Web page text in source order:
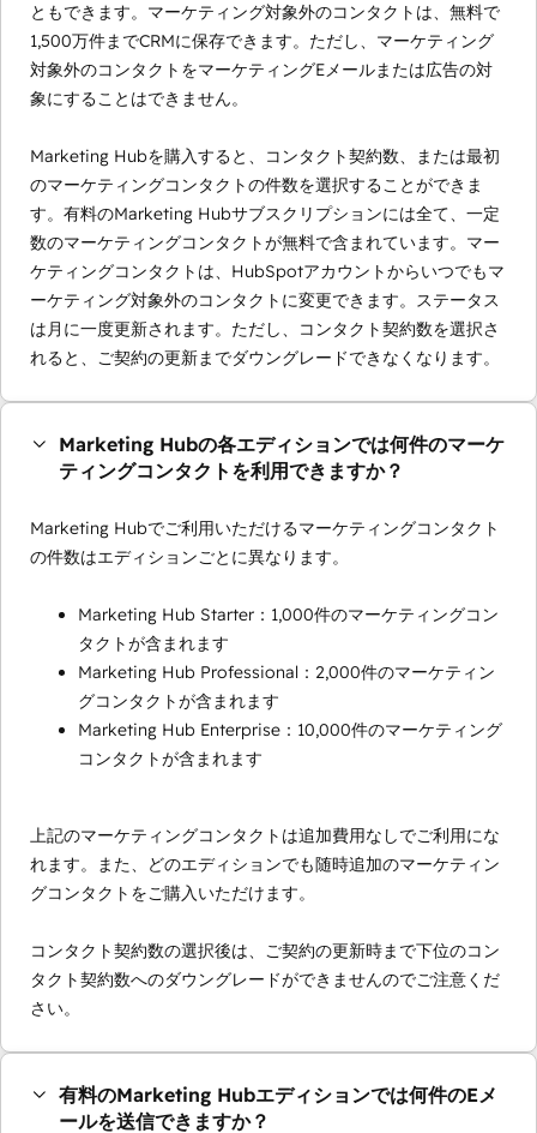
ともできます。マーケティング対象外のコンタクトは、無料で
1,500万件までCRMに保存できます。ただし、マーケティング
対象外のコンタクトをマーケティングEメールまたは広告の対
象にすることはできません。
Marketing Hubを購入すると、コンタクト契約数、または最初
のマーケティングコンタクトの件数を選択することができま
す。有料のMarketing Hubサブスクリプションには全て、一定
数のマーケティングコンタクトが無料で含まれています。マー
ケティングコンタクトは、HubSpotアカウントからいつでもマ
ーケティング対象外のコンタクトに変更できます。ステータス
は月に一度更新されます。ただし、コンタクト契約数を選択さ
れると、ご契約の更新までダウングレードできなくなります。
Marketing Hubの各エディションでは何件のマーケ
ティングコンタクトを利用できますか？
Marketing Hubでご利用いただけるマーケティングコンタクト
の件数はエディションごとに異なります。
Marketing Hub Starter：1,000件のマーケティングコン
タクトが含まれます
Marketing Hub Professional：2,000件のマーケティン
グコンタクトが含まれます
Marketing Hub Enterprise：10,000件のマーケティング
コンタクトが含まれます
上記のマーケティングコンタクトは追加費用なしでご利用にな
れます。また、どのエディションでも随時追加のマーケティン
グコンタクトをご購入いただけます。
コンタクト契約数の選択後は、ご契約の更新時まで下位のコン
タクト契約数へのダウングレードができませんのでご注意くだ
さい。
有料のMarketing Hubエディションでは何件のEメ
ールを送信できますか？